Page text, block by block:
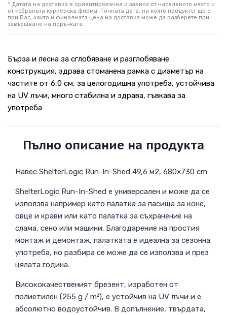
* Датата на доставка е ориентировъчна и зависи от населеното място и
от избраната куриерска фирма. Точната дата, на която продуктът ще е
при Вас, както и финалната цена на доставка може да разберете при
завършване на поръчката.
Бърза и лесна за сглобяване и разглобяване
конструкция, здрава стоманена рамка с диаметър на
частите от 6,0 см, за целогодишна употреба, устойчива
на UV лъчи, много стабилна и здрава, гъвкава за
употреба
Пълно описание на продукта
Навес ShelterLogic Run-In-Shed 49,6 м2, 680×730 cm
ShelterLogic Run-In-Shed е универсален и може да се
използва например като палатка за пасища за коне,
овце и крави или като палатка за съхранение на
слама, сено или машини. Благодарение на простия
монтаж и демонтаж, палатката е идеална за сезонна
употреба, но разбира се може да се използва и през
цялата година.
Висококачественият брезент, изработен от
полиетилен (255 g / m²), е устойчив на UV лъчи и е
абсолютно водоустойчив. В допълнение, твърдата,